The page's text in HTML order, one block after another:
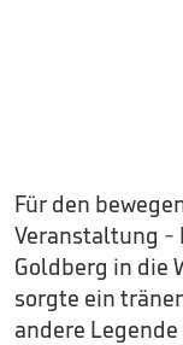
Für den
Veranstaltung -
Goldberg in die
sorgte ein
andere